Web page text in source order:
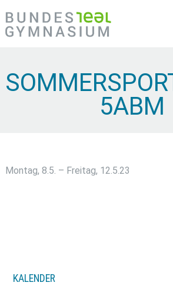
5ABM
Montag, 8.5. – Freitag, 12.5.23
KALENDER